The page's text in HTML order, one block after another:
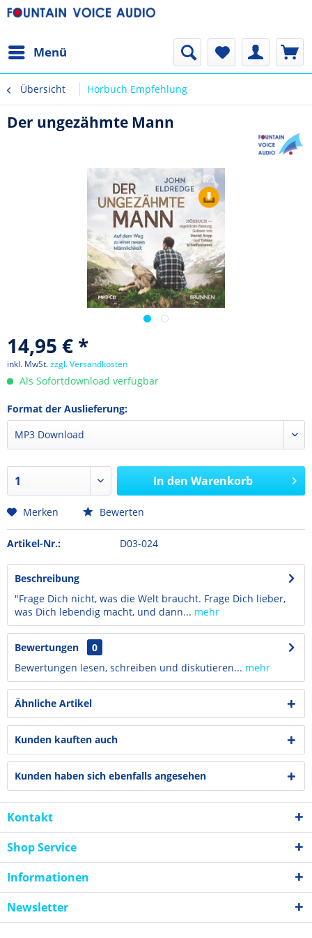
Menü
Übersicht Hörbuch Empfehlung
Der ungezähmte Mann
14,95 € *
inkl. MwSt.zzgl. Versandkosten
Als Sofortdownload verfügbar
Format der Auslieferung:
In den Warenkorb
Merken Bewerten
Artikel-Nr.: D03-024
Beschreibung
"Frage Dich nicht, was die Welt braucht. Frage Dich lieber,
was Dich lebendig macht, und dann... mehr
Bewertungen
0
Bewertungen lesen, schreiben und diskutieren... mehr
Ähnliche Artikel
Kunden kauften auch
Kunden haben sich ebenfalls angesehen
Kontakt
Shop Service
Informationen
Newsletter